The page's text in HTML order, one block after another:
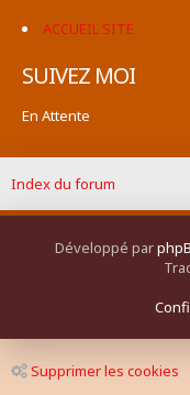
ACCUEIL SITE
SUIVEZ MOI
En Attente
Index du forum
Développé par
Supprimer les cookies